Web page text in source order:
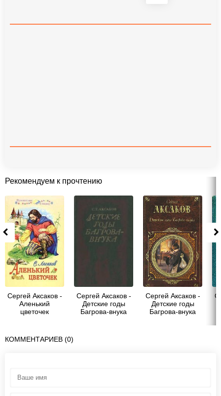
Рекомендуем к прочтению
Сергей Аксаков -
Аленький
цветочек
Сергей Аксаков -
Детские годы
Багрова-внука
Сергей Аксаков -
Детские годы
Багрова-внука
КОММЕНТАРИЕВ (0)